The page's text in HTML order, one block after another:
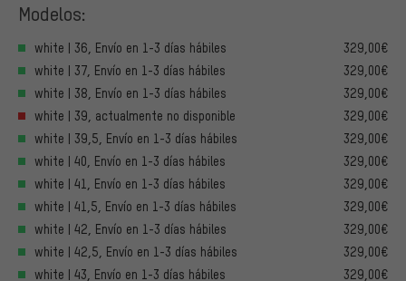
Modelos:
white | 36, Envío en 1-3 días hábiles
329,00€
white | 37, Envío en 1-3 días hábiles
329,00€
white | 38, Envío en 1-3 días hábiles
329,00€
white | 39, actualmente no disponible
329,00€
white | 39,5, Envío en 1-3 días hábiles
329,00€
white | 40, Envío en 1-3 días hábiles
329,00€
white | 41, Envío en 1-3 días hábiles
329,00€
white | 41,5, Envío en 1-3 días hábiles
329,00€
white | 42, Envío en 1-3 días hábiles
329,00€
white | 42,5, Envío en 1-3 días hábiles
329,00€
white | 43, Envío en 1-3 días hábiles
329,00€